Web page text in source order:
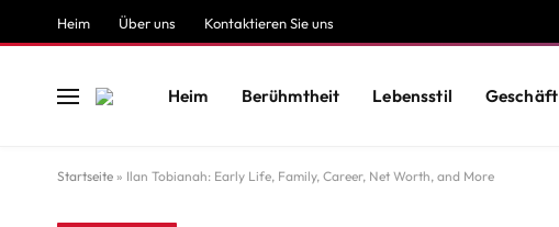
Heim Über uns Kontaktieren Sie uns
Heim Berühmtheit Lebensstil Geschäft
Startseite » Ilan Tobianah: Early Life, Family, Career, Net Worth, and More